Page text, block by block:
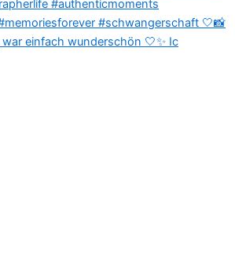
einfach wunderschön 🤍✨ Ic